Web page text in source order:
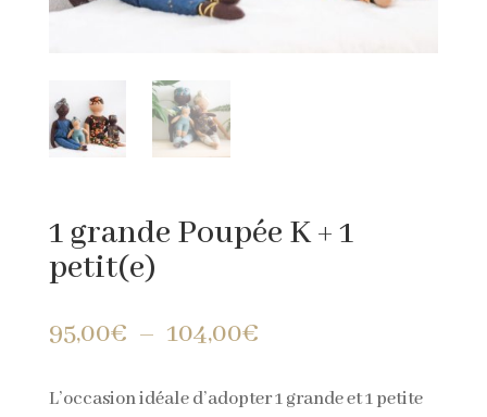
1 grande Poupée K + 1
petit(e)
95,00€ – 104,00€Plage
prix :
L’occasion idéale d’adopter 1 grande et 1 petite